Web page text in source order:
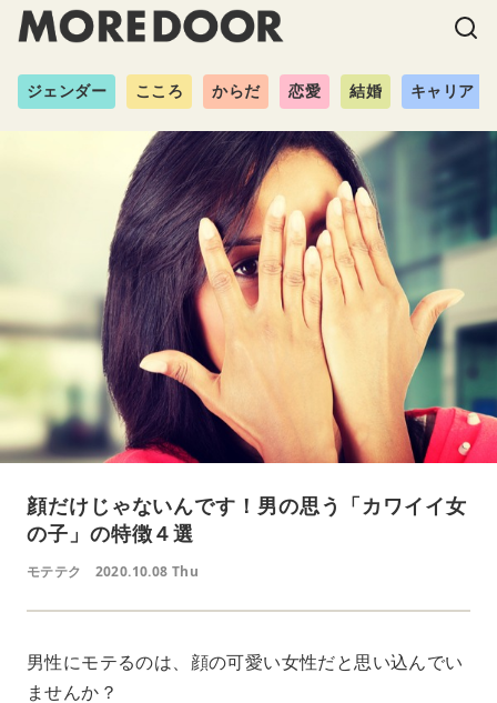
ジェンダー こころ からだ 恋愛 結婚 キャリア
顔だけじゃないんです！男の思う「カワイイ女
の子」の特徴４選
モテテク 2020.10.08 Thu
男性にモテるのは、顔の可愛い女性だと思い込んでい
ませんか？